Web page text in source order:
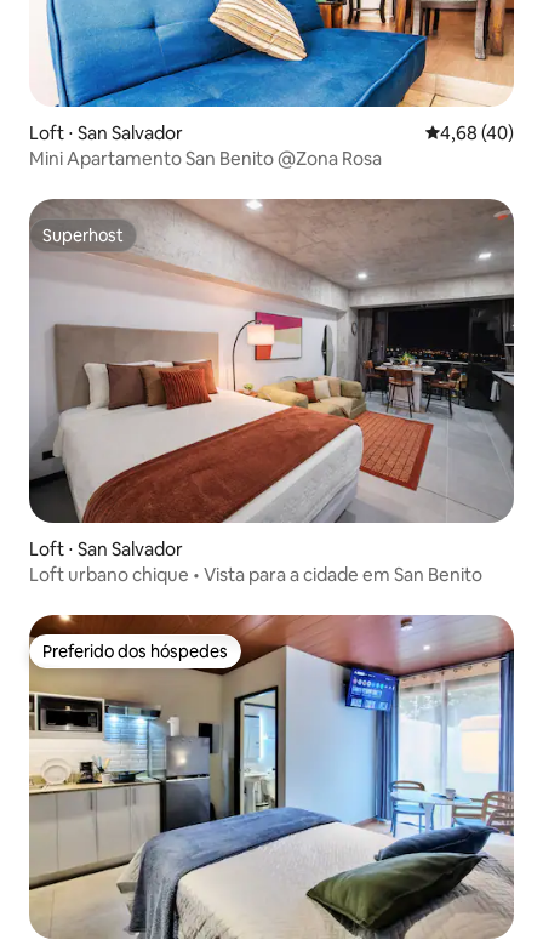
Loft ⋅ San Salvador 4,68 de uma
4,68 (40)
Mini Apartamento San Benito @Zona Rosa
Superhost
Superhost
Loft ⋅ San Salvador
Loft urbano chique • Vista para a cidade em San Benito
Preferido dos hóspedes
Preferido dos hóspedes